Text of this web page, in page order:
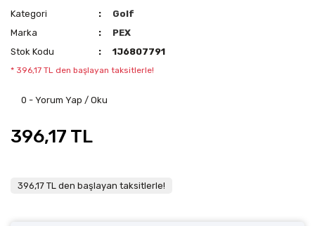
Kategori
Golf
Marka
PEX
Stok Kodu
1J6807791
* 396,17 TL den başlayan taksitlerle!
0 - Yorum Yap / Oku
396,17 TL
396,17 TL den başlayan taksitlerle!